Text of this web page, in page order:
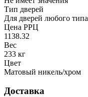
Тип дверей
Для дверей любого типа
Цена РРЦ
1138.32
Вес
233 кг
Цвет
Матовый никель/хром
Доставка